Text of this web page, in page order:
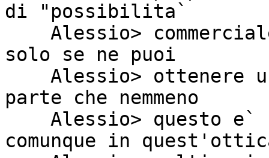
di "possibilita`
solo se ne puoi
parte che nemmeno
comunque in